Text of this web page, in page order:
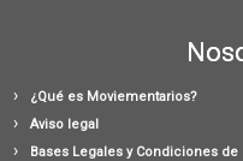
¿Qué es Moviementarios?
Aviso legal
Bases Legales y Condiciones